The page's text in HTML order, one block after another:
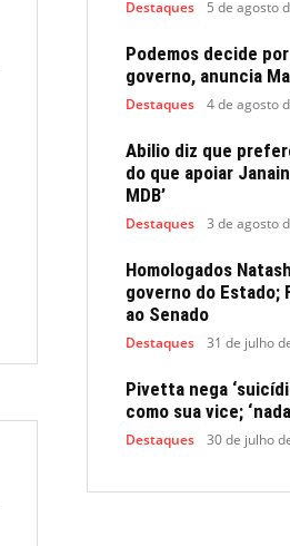
Destaques 5 de agosto
Podemos decide
governo, anuncia
Destaques 4 de agosto
Abilio diz que
do que apoiar
MDB’
Destaques 3 de agosto
Homologados
governo do Estado;
ao Senado
Destaques 31 de julho
Pivetta nega
como sua vice;
Destaques 30 de julho